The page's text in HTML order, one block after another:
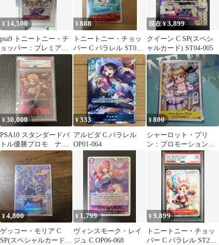
¥ 14,500
psa9 トニートニー・チ
ョッパー：プレミアム
カードコレクション 25
周年
¥888
トニートニー・チョッ
パー C パラレル ST01-
006
現在 ¥3,899
クイーン C SP(スペシ
ャルカード) ST04-005
¥30,000
PSA10 スタンダードバ
トル優勝プロモ ナ
ミ ST01-007
¥333
アルビダ C パラレル
OP01-064
¥800
シャーロット・プリ
ン：プロモーションパ
ック Vol.3 C パラレル
ST07…
¥4,800
ゲッコー・モリア C
SP(スペシャルカード)
¥ 1,799
ヴィンスモーク・レイ
ジュ C OP06-068
¥9,899
トニートニー・チョッ
パー C パラレル ST21-